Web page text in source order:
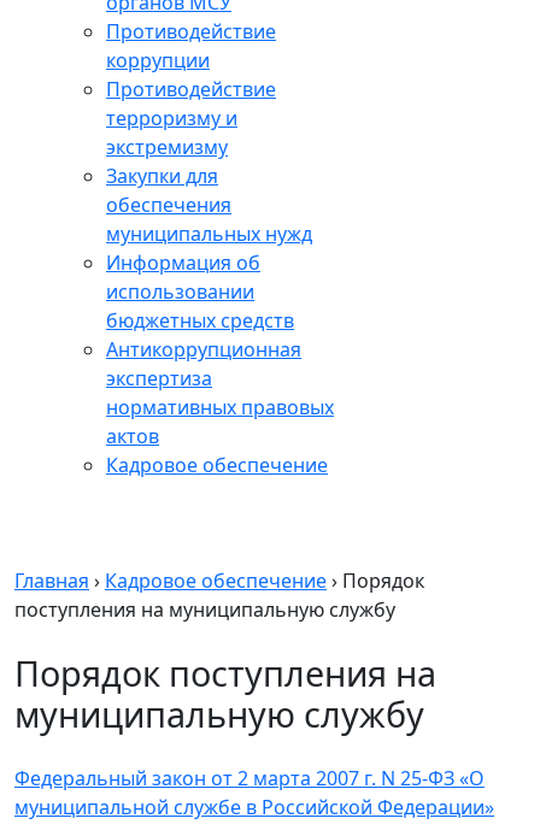
Противодействие
коррупции
Противодействие
терроризму и
экстремизму
Закупки для
обеспечения
муниципальных нужд
Информация об
использовании
бюджетных средств
Антикоррупционная
экспертиза
нормативных правовых
актов
Кадровое обеспечение
Главная › Кадровое обеспечение› Порядок
поступления на муниципальную службу
Порядок поступления на
муниципальную службу
Федеральный закон от 2 марта 2007 г. N 25-ФЗ «О
муниципальной службе в Российской Федерации»